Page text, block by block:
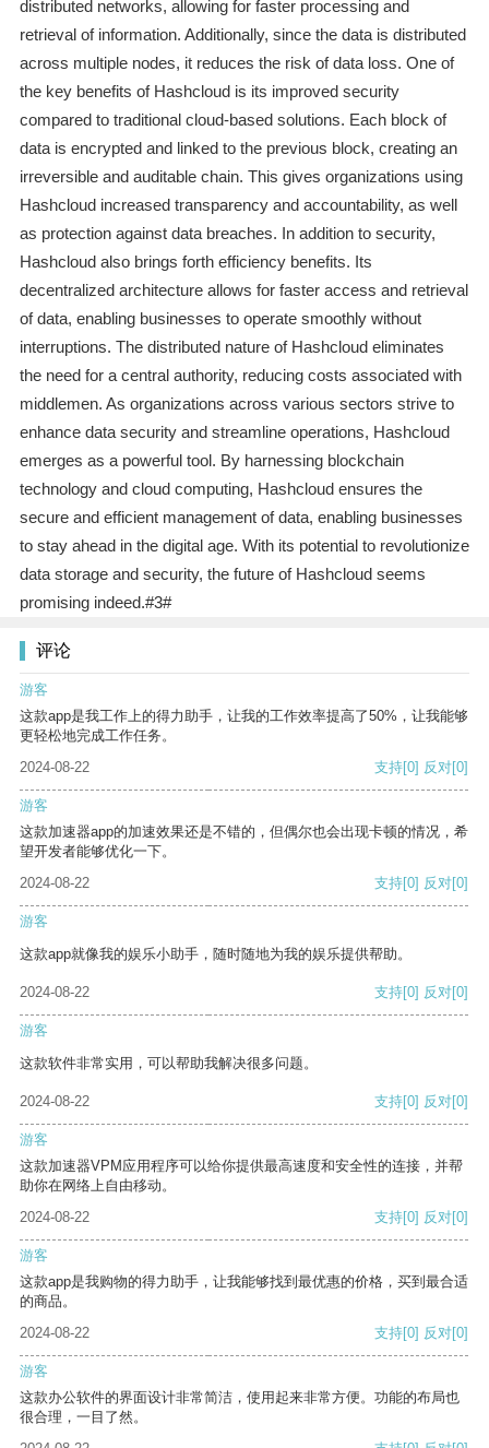
distributed networks, allowing for faster processing and
retrieval of information. Additionally, since the data is distributed
across multiple nodes, it reduces the risk of data loss. One of
the key benefits of Hashcloud is its improved security
compared to traditional cloud-based solutions. Each block of
data is encrypted and linked to the previous block, creating an
irreversible and auditable chain. This gives organizations using
Hashcloud increased transparency and accountability, as well
as protection against data breaches. In addition to security,
Hashcloud also brings forth efficiency benefits. Its
decentralized architecture allows for faster access and retrieval
of data, enabling businesses to operate smoothly without
interruptions. The distributed nature of Hashcloud eliminates
the need for a central authority, reducing costs associated with
middlemen. As organizations across various sectors strive to
enhance data security and streamline operations, Hashcloud
emerges as a powerful tool. By harnessing blockchain
technology and cloud computing, Hashcloud ensures the
secure and efficient management of data, enabling businesses
to stay ahead in the digital age. With its potential to revolutionize
data storage and security, the future of Hashcloud seems
promising indeed.#3#
评论
游客
这款app是我工作上的得力助手，让我的工作效率提高了50%，让我能够
更轻松地完成工作任务。
2024-08-22
支持[0] 反对[0]
游客
这款加速器app的加速效果还是不错的，但偶尔也会出现卡顿的情况，希
望开发者能够优化一下。
2024-08-22
支持[0] 反对[0]
游客
这款app就像我的娱乐小助手，随时随地为我的娱乐提供帮助。
2024-08-22 支持[0] 反对[0]
游客
这款软件非常实用，可以帮助我解决很多问题。
2024-08-22 支持[0] 反对[0]
游客
这款加速器VPM应用程序可以给你提供最高速度和安全性的连接，并帮
助你在网络上自由移动。
2024-08-22
支持[0] 反对[0]
游客
这款app是我购物的得力助手，让我能够找到最优惠的价格，买到最合适
的商品。
2024-08-22
支持[0] 反对[0]
游客
这款办公软件的界面设计非常简洁，使用起来非常方便。功能的布局也
很合理，一目了然。